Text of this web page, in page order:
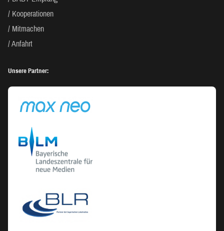
Kooperationen
Mitmachen
Anfahrt
Unsere Partner: